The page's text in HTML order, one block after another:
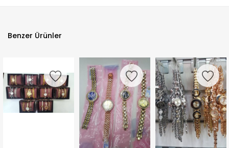
Benzer Ürünler